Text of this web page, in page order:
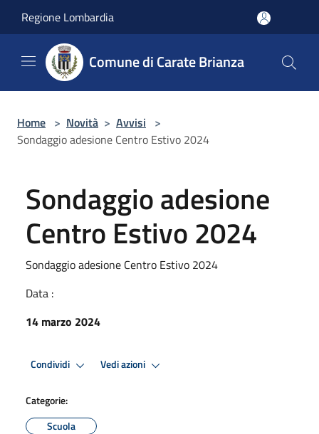
Regione Lombardia
Comune di Carate Brianza
Home > Novità > Avvisi >
Sondaggio adesione Centro Estivo 2024
Sondaggio adesione
Centro Estivo 2024
Sondaggio adesione Centro Estivo 2024
Data :
14 marzo 2024
Condividi Vedi azioni
Categorie:
Scuola